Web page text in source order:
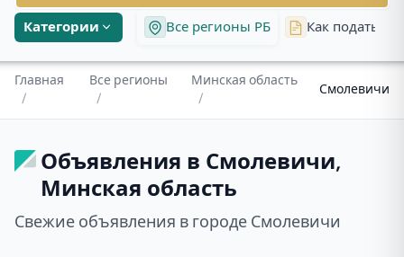
Категории Все регионы РБ Как подать
Главная
/
Все регионы
/
Минская область
/
Смолевичи
Объявления в Смолевичи,
Минская область
Свежие объявления в городе Смолевичи